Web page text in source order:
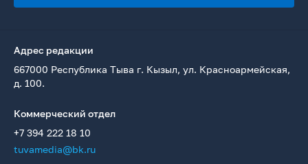
Адрес редакции
667000 Республика Тыва г. Кызыл, ул. Красноармейская,
д. 100.
Коммерческий отдел
+7 394 222 18 10
tuvamedia@bk.ru